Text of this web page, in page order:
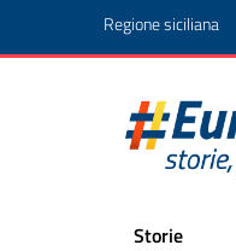
Regione siciliana
Storie